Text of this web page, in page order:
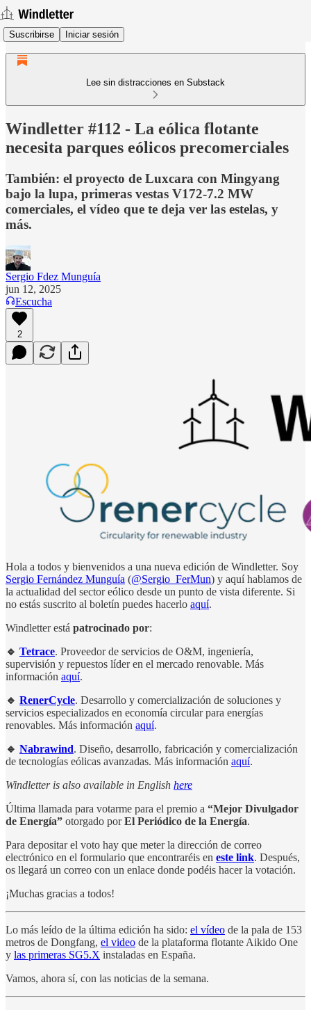
Suscribirse Iniciar sesión
Lee sin distracciones en Substack
Windletter #112 - La eólica flotante
necesita parques eólicos precomerciales
También: el proyecto de Luxcara con Mingyang
bajo la lupa, primeras vestas V172-7.2 MW
comerciales, el vídeo que te deja ver las estelas, y
más.
Sergio Fdez Munguía
jun 12, 2025
Escucha
2
Hola a todos y bienvenidos a una nueva edición de Windletter. Soy
Sergio Fernández Munguía (@Sergio_FerMun) y aquí hablamos de
la actualidad del sector eólico desde un punto de vista diferente. Si
no estás suscrito al boletín puedes hacerlo aquí.
Windletter está patrocinado por:
🔹 Tetrace. Proveedor de servicios de O&M, ingeniería,
supervisión y repuestos líder en el mercado renovable. Más
información aquí.
🔹 RenerCycle. Desarrollo y comercialización de soluciones y
servicios especializados en economía circular para energías
renovables. Más información aquí.
🔹 Nabrawind. Diseño, desarrollo, fabricación y comercialización
de tecnologías eólicas avanzadas. Más información aquí.
Windletter is also available in English here
Última llamada para votarme para el premio a “Mejor Divulgador
de Energía” otorgado porEl Periódico de la Energía.
Para depositar el voto hay que meter la dirección de correo
electrónico en el formulario que encontraréis en este link. Después,
os llegará un correo con un enlace donde podéis hacer la votación.
¡Muchas gracias a todos!
Lo más leído de la última edición ha sido: el vídeo de la pala de 153
metros de Dongfang, el video de la plataforma flotante Aikido One
y las primeras SG5.X instaladas en España.
Vamos, ahora sí, con las noticias de la semana.